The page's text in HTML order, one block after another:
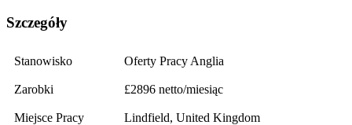
Szczegóły
Stanowisko Oferty Pracy Anglia
Zarobki £2896 netto/miesiąc
Miejsce Pracy Lindfield, United Kingdom